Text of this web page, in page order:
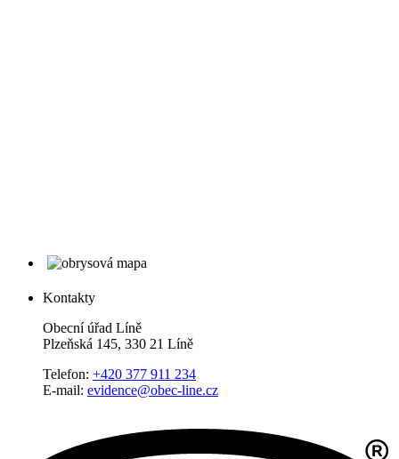
Kontakty
Obecní úřad Líně
Plzeňská 145, 330 21 Líně
Telefon: +420 377 911 234
E-mail: evidence@obec-line.cz